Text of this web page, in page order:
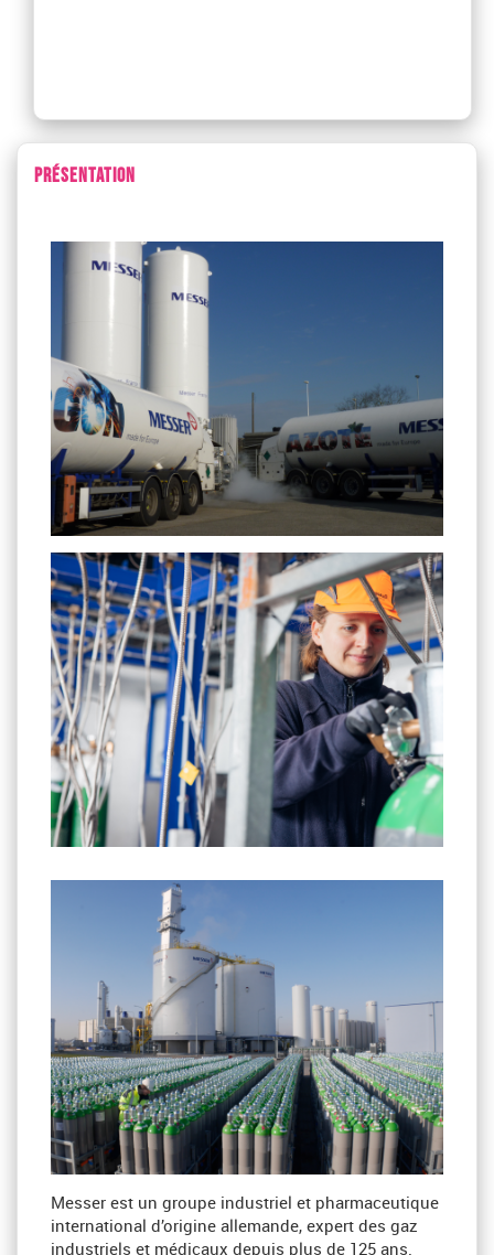
PRÉSENTATION
Messer est un groupe industriel et pharmaceutique
international d’origine allemande, expert des gaz
industriels et médicaux depuis plus de 125 ans.